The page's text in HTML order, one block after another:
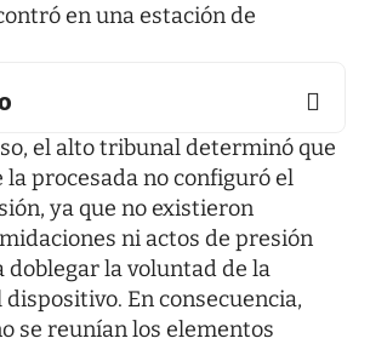
en una estación de
el alto tribunal determinó que
la procesada no configuró el
ya que no existieron
ni actos de presión
doblegar la voluntad de la
En consecuencia,
se reunían los elementos